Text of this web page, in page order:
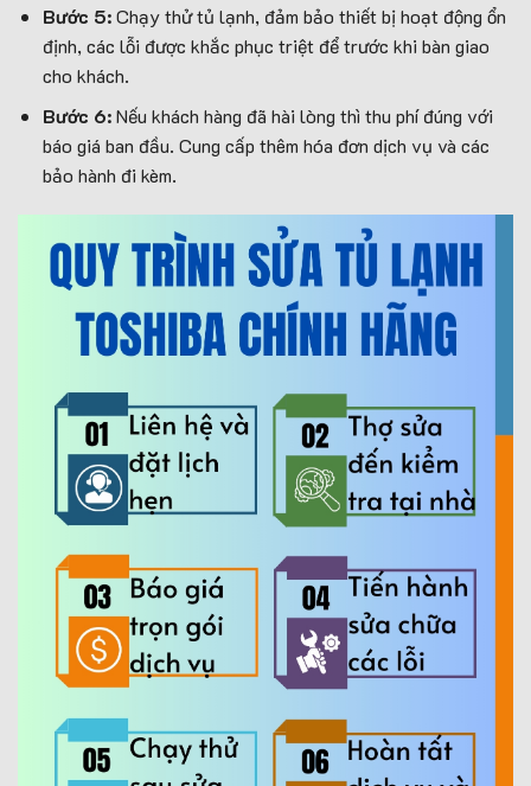
Bước 5:Chạy thử tủ lạnh, đảm bảo thiết bị hoạt động ổn
định, các lỗi được khắc phục triệt để trước khi bàn giao
cho khách.
Bước 6:Nếu khách hàng đã hài lòng thì thu phí đúng với
báo giá ban đầu. Cung cấp thêm hóa đơn dịch vụ và các
bảo hành đi kèm.